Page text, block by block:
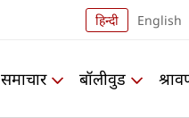
हिन्दी English
समाचार बॉलीवुड